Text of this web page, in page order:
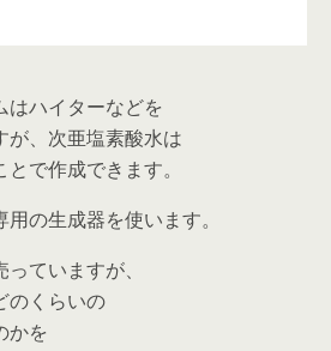
はハイターなどを
が、次亜塩素酸水は
で作成できます。
の生成器を使います。
ていますが、
のくらいの
かを